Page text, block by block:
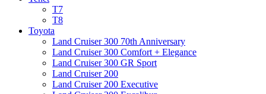
T7
T8
Toyota
Land Cruiser 300 70th Anniversary
Land Cruiser 300 Comfort + Elegance
Land Cruiser 300 GR Sport
Land Cruiser 200
Land Cruiser 200 Executive